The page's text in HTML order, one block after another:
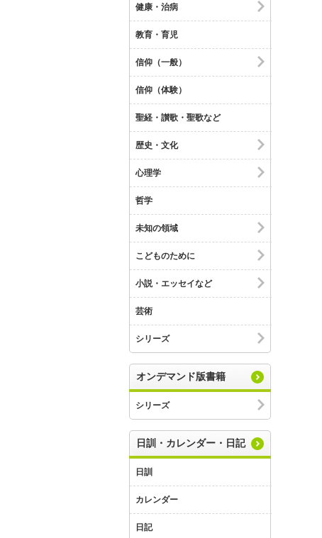
健康・治病
教育・育児
信仰（一般）
信仰（体験）
聖経・讃歌・聖歌など
歴史・文化
心理学
哲学
未知の領域
こどものために
小説・エッセイなど
芸術
シリーズ
オンデマンド版書籍
シリーズ
日訓・カレンダー・日記
日訓
カレンダー
日記